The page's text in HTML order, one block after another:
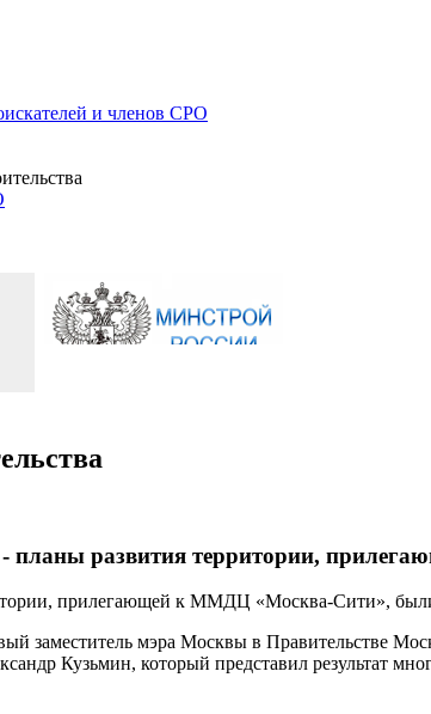
и членов СРО
планы развития территории,
прилегающей к ММДЦ «Москва-Сити»,
заместитель мэра Москвы в Правительстве
Кузьмин, который представил результат